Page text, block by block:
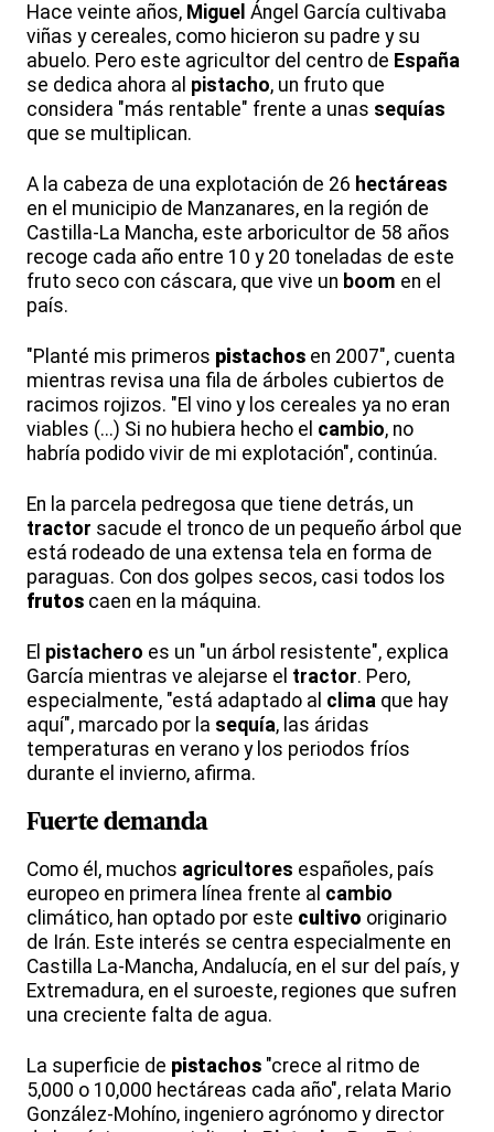
Hace veinte años, Miguel Ángel García cultivaba
viñas y cereales, como hicieron su padre y su
abuelo. Pero este agricultor del centro de España
se dedica ahora al pistacho, un fruto que
considera "más rentable" frente a unas sequías
que se multiplican.
A la cabeza de una explotación de 26 hectáreas
en el municipio de Manzanares, en la región de
Castilla-La Mancha, este arboricultor de 58 años
recoge cada año entre 10 y 20 toneladas de este
fruto seco con cáscara, que vive un boom en el
país.
"Planté mis primeros pistachos en 2007", cuenta
mientras revisa una fila de árboles cubiertos de
racimos rojizos. "El vino y los cereales ya no eran
viables (...) Si no hubiera hecho el cambio, no
habría podido vivir de mi explotación", continúa.
En la parcela pedregosa que tiene detrás, un
tractor sacude el tronco de un pequeño árbol que
está rodeado de una extensa tela en forma de
paraguas. Con dos golpes secos, casi todos los
frutos caen en la máquina.
El pistachero es un "un árbol resistente", explica
García mientras ve alejarse el tractor. Pero,
especialmente, "está adaptado al clima que hay
aquí", marcado por la sequía, las áridas
temperaturas en verano y los periodos fríos
durante el invierno, afirma.
Fuerte demanda
Como él, muchos agricultores españoles, país
europeo en primera línea frente al cambio
climático, han optado por este cultivo originario
de Irán. Este interés se centra especialmente en
Castilla La-Mancha, Andalucía, en el sur del país, y
Extremadura, en el suroeste, regiones que sufren
una creciente falta de agua.
La superficie de pistachos "crece al ritmo de
5,000 o 10,000 hectáreas cada año", relata Mario
González-Mohíno, ingeniero agrónomo y director